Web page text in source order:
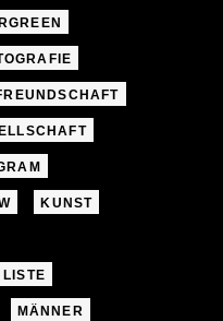
KUNST
LISTE
MÄNNER